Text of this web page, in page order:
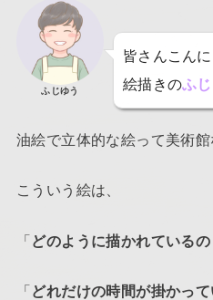
ふじゆう
皆さんこんに
絵描きのふ
油絵で立体的な絵って美術館
こういう絵は、
「どのように描かれているの
「どれだけの時間が掛かって